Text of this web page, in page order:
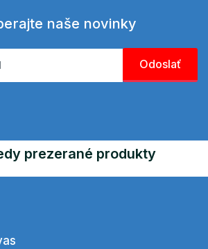
naše novinky
prezerané produkty